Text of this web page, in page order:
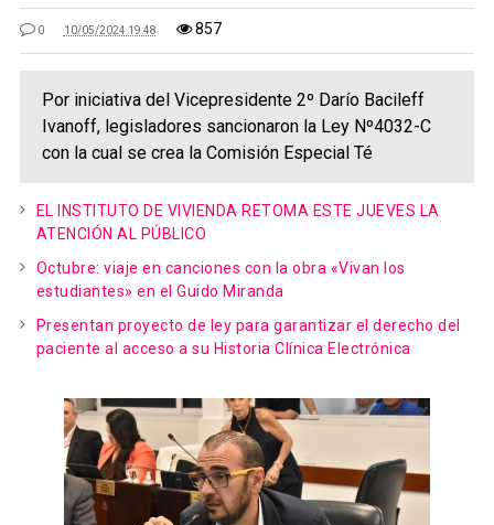
0 10/05/2024 19:48 857
Por iniciativa del Vicepresidente 2º Darío Bacileff
Ivanoff, legisladores sancionaron la Ley Nº4032-C
con la cual se crea la Comisión Especial Té
EL INSTITUTO DE VIVIENDA RETOMA ESTE JUEVES LA
ATENCIÓN AL PÚBLICO
Octubre: viaje en canciones con la obra «Vivan los
estudiantes» en el Guido Miranda
Presentan proyecto de ley para garantizar el derecho del
paciente al acceso a su Historia Clínica Electrónica